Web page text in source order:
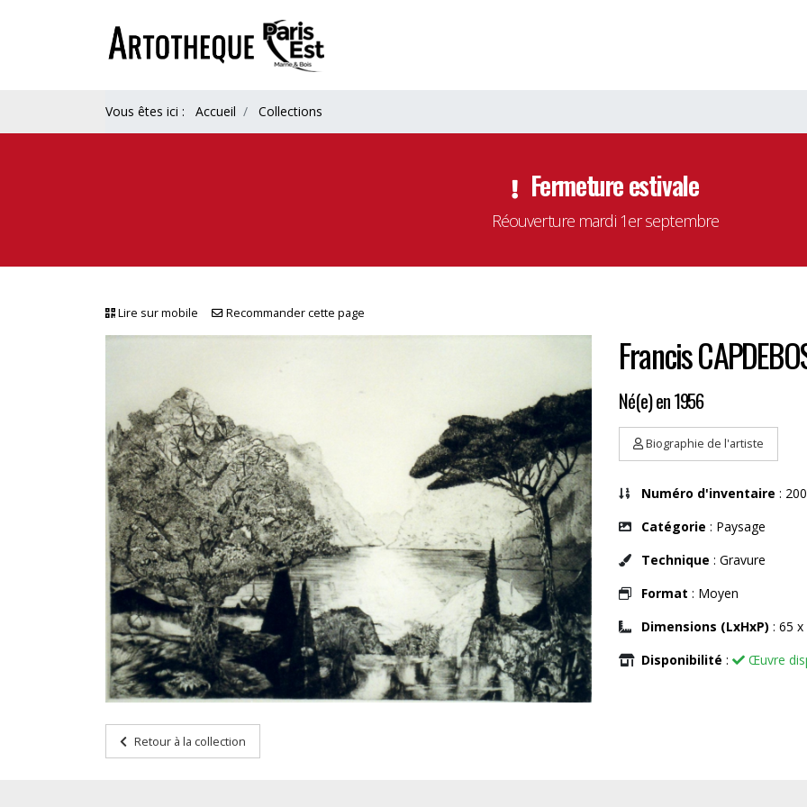
Vous êtes ici : Accueil Collections
Fermeture estivale
Réouverture mardi 1er septembre
Lire sur mobile Recommander cette page
Francis
Né(e) en 1956
Biographie de l'artiste
Numéro d'inventaire :
Catégorie : Paysage
Technique : Gravure
Format : Moyen
Dimensions (LxHxP) : 65
Disponibilité : Œuvre
Retour à la collection